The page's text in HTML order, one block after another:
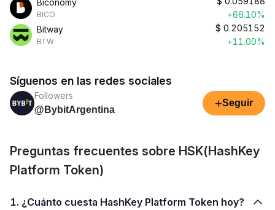
Biconomy
BICO
+66.10%
Bitway
BTW
$ 0.205152
+11.00%
Síguenos en las redes sociales
Followers
@BybitArgentina
+Seguir
Preguntas frecuentes sobre HSK(HashKey
Platform Token)
1. ¿Cuánto cuesta HashKey Platform Token hoy?